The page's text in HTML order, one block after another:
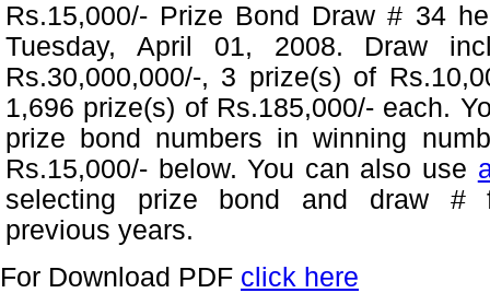
Rs.15,000/- Prize Bond Draw # 34
Tuesday, April 01, 2008. Draw
Rs.30,000,000/-, 3 prize(s) of
1,696 prize(s) of Rs.185,000/- each.
prize bond numbers in winning
Rs.15,000/- below. You can also use
selecting prize bond and draw #
previous years.
For Download PDF click here